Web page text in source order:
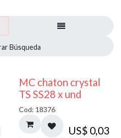
MC chaton crystal
TS SS28 x und
Cod: 18376
US$ 0,03